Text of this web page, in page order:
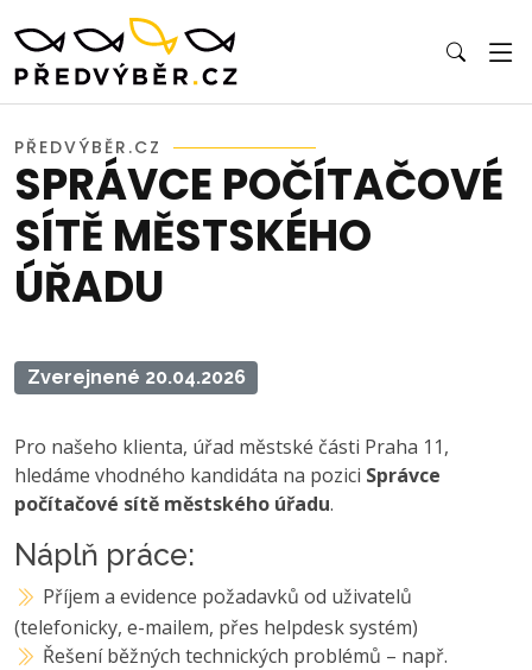
PŘEDVÝBĚR.CZ
SPRÁVCE POČÍTAČOVÉ
SÍTĚ MĚSTSKÉHO
ÚŘADU
Zverejnené 20.04.2026
Pro našeho klienta, úřad městské části Praha 11,
hledáme vhodného kandidáta na pozici Správce
počítačové sítě městského úřadu.
Náplň práce:
Příjem a evidence požadavků od uživatelů
(telefonicky, e-mailem, přes helpdesk systém)
Řešení běžných technických problémů – např.